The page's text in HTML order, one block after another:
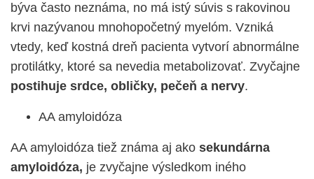
býva často neznáma, no má istý súvis s rakovinou
krvi nazývanou mnohopočetný myelóm. Vzniká
vtedy, keď kostná dreň pacienta vytvorí abnormálne
protilátky, ktoré sa nevedia metabolizovať. Zvyčajne
postihuje srdce, obličky, pečeň a nervy.
AA amyloidóza
AA amyloidóza tiež známa aj ako sekundárna
amyloidóza, je zvyčajne výsledkom iného